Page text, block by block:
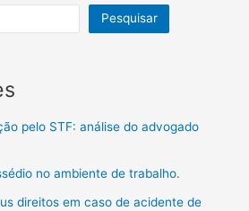
Pesquisar
pelo STF: análise do advogado
no ambiente de trabalho.
direitos em caso de acidente de